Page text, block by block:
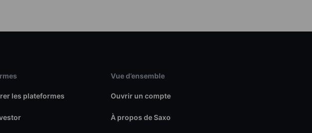
les plateformes
Vue d’ensemble
Ouvrir un compte
À propos de Saxo